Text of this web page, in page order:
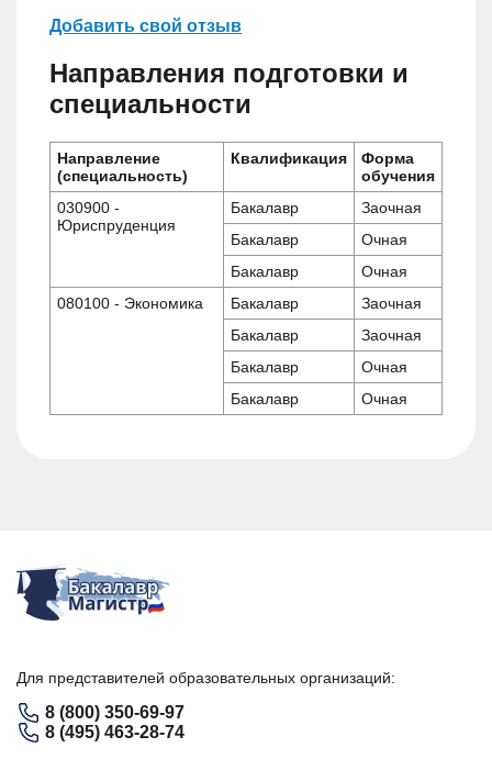
Добавить свой отзыв
Направления подготовки и
специальности
Направление
(специальность)
Квалификация
Форма
обучения
030900 -
Юриспруденция
Бакалавр
Заочная
Бакалавр
Очная
Бакалавр
Очная
080100 - Экономика
Бакалавр
Заочная
Бакалавр
Заочная
Бакалавр
Очная
Бакалавр
Очная
Для представителей образовательных организаций:
8 (800) 350-69-97
8 (495) 463-28-74